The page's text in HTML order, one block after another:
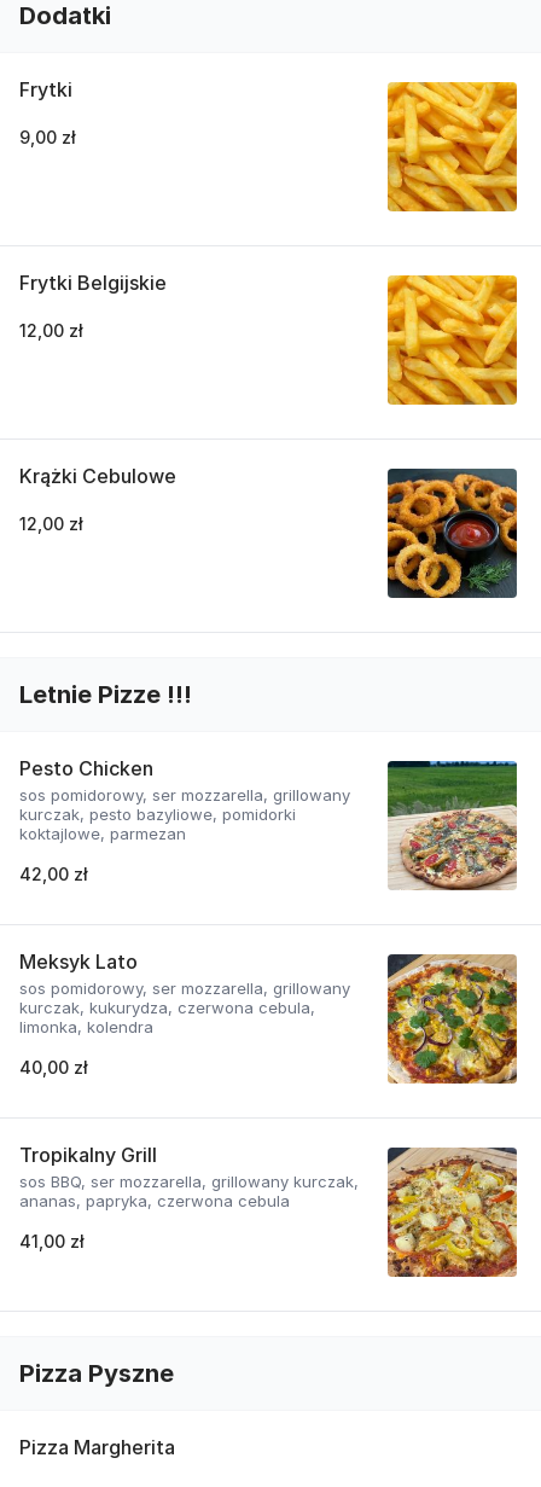
Dodatki
Frytki
9,00 zł
Frytki Belgijskie
12,00 zł
Krążki Cebulowe
12,00 zł
Letnie Pizze !!!
Pesto Chicken
sos pomidorowy, ser mozzarella, grillowany
kurczak, pesto bazyliowe, pomidorki
koktajlowe, parmezan
42,00 zł
Meksyk Lato
sos pomidorowy, ser mozzarella, grillowany
kurczak, kukurydza, czerwona cebula,
limonka, kolendra
40,00 zł
Tropikalny Grill
sos BBQ, ser mozzarella, grillowany kurczak,
ananas, papryka, czerwona cebula
41,00 zł
Pizza Pyszne
Pizza Margherita